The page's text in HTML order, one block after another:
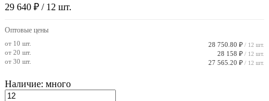
29 640 ₽ / 12 шт.
Оптовые цены
от 10 шт. 28 750.80 ₽ / 12 шт.
от 20 шт. 28 158 ₽ / 12 шт.
от 30 шт. 27 565.20 ₽ / 12 шт.
Наличие: много